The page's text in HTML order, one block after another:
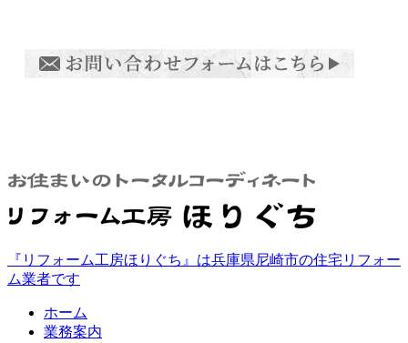
『リフォーム工房ほりぐち』は兵庫県尼崎市の住宅リフォー
ム業者です
ホーム
業務案内